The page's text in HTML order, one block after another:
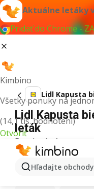
Aktuálne letáky
Pridať do Chrome -
Kimbino
Všetky ponuky na
(14,1 tis. hodnotení)
Otvoriť
Hľadajte
Lidl Kapusta
Lidl Kapusta
leták
Pre daný výraz sme
Ďalšie
Lidl Kiwi